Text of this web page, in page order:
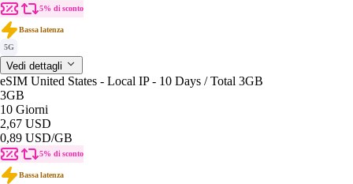
5% di sconto
Bassa latenza
5G
Vedi dettagli
eSIM United States - Local IP - 10 Days / Total 3GB
3GB
10 Giorni
2,67 USD
0,89 USD/GB
5% di sconto
Bassa latenza